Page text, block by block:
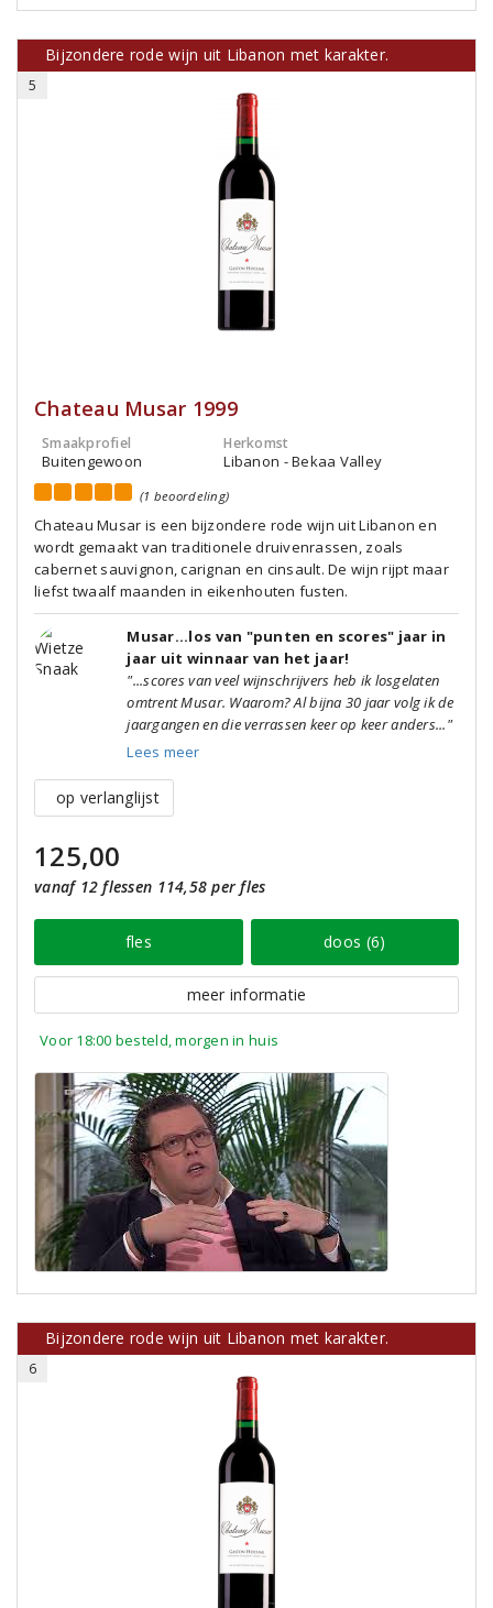
Bijzondere rode wijn uit Libanon met karakter.
5
Chateau Musar 1999
Smaakprofiel
Buitengewoon
Herkomst
Libanon - Bekaa Valley
(1 beoordeling)
Chateau Musar is een bijzondere rode wijn uit Libanon en
wordt gemaakt van traditionele druivenrassen, zoals
cabernet sauvignon, carignan en cinsault. De wijn rijpt maar
liefst twaalf maanden in eikenhouten fusten.
Musar...los van "punten en scores" jaar in
jaar uit winnaar van het jaar!
"...scores van veel wijnschrijvers heb ik losgelaten
omtrent Musar. Waarom? Al bijna 30 jaar volg ik de
jaargangen en die verrassen keer op keer anders..."
Lees meer
op verlanglijst
125,00
vanaf 12 flessen 114,58 per fles
fles doos (6)
meer informatie
Voor 18:00 besteld, morgen in huis
Bijzondere rode wijn uit Libanon met karakter.
6